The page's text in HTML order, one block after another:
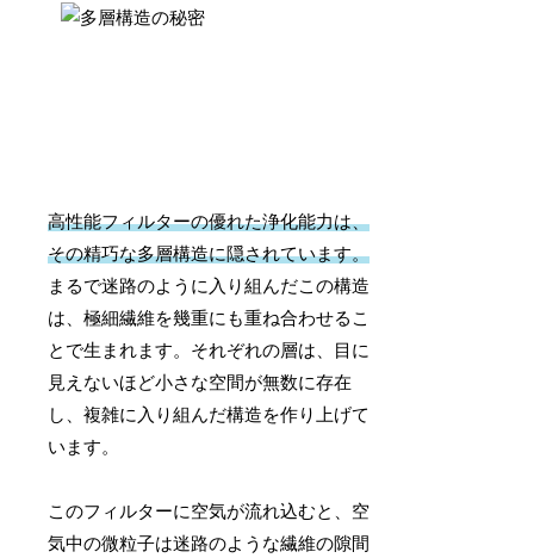
高性能フィルターの優れた浄化能力は、
その精巧な多層構造に隠されています。
まるで迷路のように入り組んだこの構造
は、極細繊維を幾重にも重ね合わせるこ
とで生まれます。それぞれの層は、目に
見えないほど小さな空間が無数に存在
し、複雑に入り組んだ構造を作り上げて
います。
このフィルターに空気が流れ込むと、空
気中の微粒子は迷路のような繊維の隙間